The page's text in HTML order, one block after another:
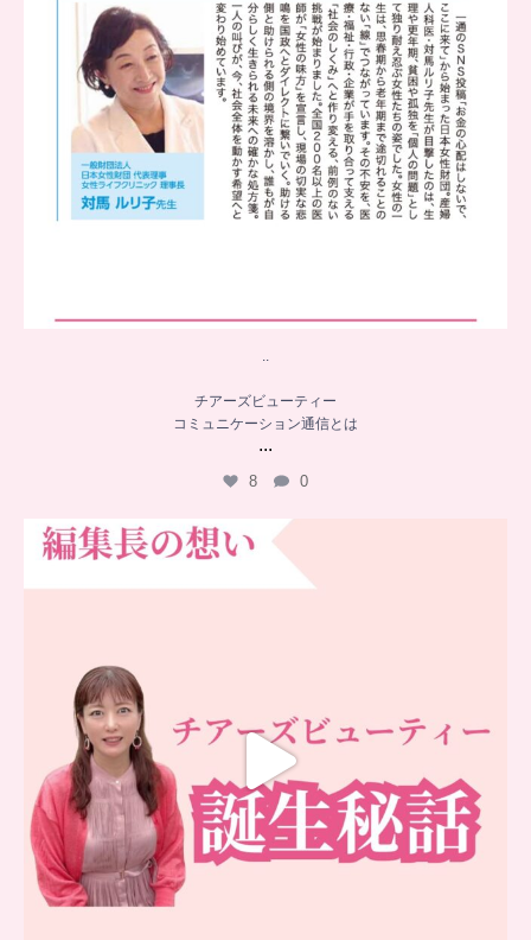
..
チアーズビューティー
コミュニケーション通信とは
...
8 0
チアーズビューティー誕生秘話